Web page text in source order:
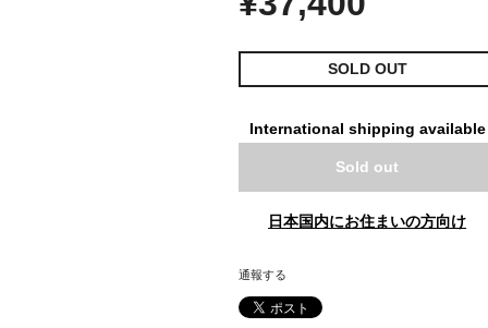
SOLD OUT
International shipping available
Sold out
日本国内にお住まいの方向け
通報する